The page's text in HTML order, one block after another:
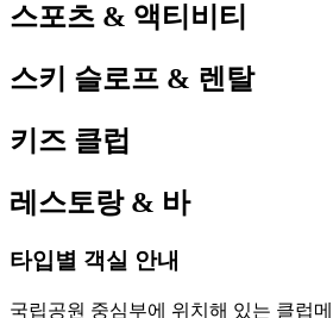
스포츠 & 액티비티
스키 슬로프 & 렌탈
키즈 클럽
레스토랑 & 바
타입별 객실 안내
국립공원 중심부에 위치해 있는 클럽